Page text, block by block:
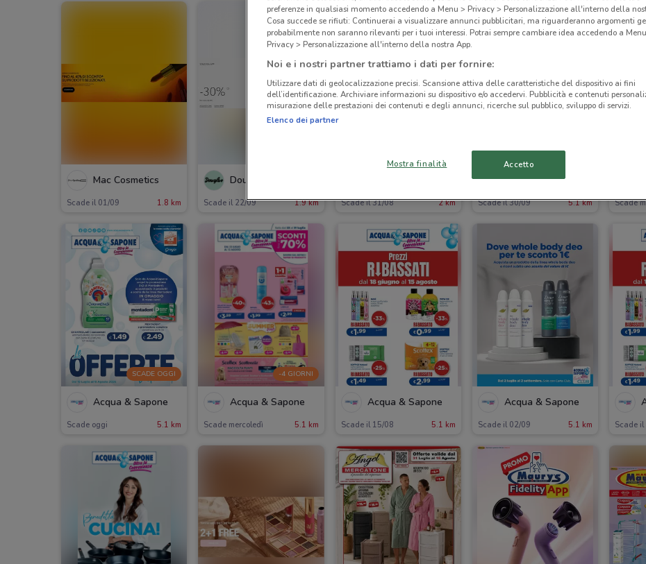
Mac Cosmetics
Scade il 01/09 1.8 km
Douglas
Scade il 22/09 1.9 km Scade il 31/08 2 km
Acqua & Sapone
Scade il 30/09 5.1 km Scade
SCADE OGGI
Acqua & Sapone
Scade oggi 5.1 km
-4 GIORNI
Acqua & Sapone
Scade mercoledì 5.1 km
Acqua & Sapone
Scade il 15/08 5.1 km
Acqua & Sapone
Scade il 02/09 5.1 km Scade
preferenze in qualsiasi momento accedendo a Menu > Privacy > Personalizzazione all'interno della
Cosa succede se rifiuti: Continuerai a visualizzare annunci pubblicitari, ma riguarderanno argomenti
probabilmente non saranno rilevanti per i tuoi interessi. Potrai sempre cambiare idea accedendo a
Privacy > Personalizzazione all'interno della nostra App.
Noi e i nostri partner trattiamo i dati per fornire:
Utilizzare dati di geolocalizzazione precisi. Scansione attiva delle caratteristiche del dispositivo ai fini
dell’identificazione. Archiviare informazioni su dispositivo e/o accedervi. Pubblicità e contenuti
misurazione delle prestazioni dei contenuti e degli annunci, ricerche sul pubblico, sviluppo di servizi.
Elenco dei partner
Mostra finalità Accetto